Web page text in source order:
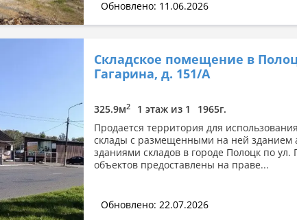
Обновлено: 11.06.2026
Складское помещение в
Гагарина, д. 151/А
325.9м2 1 этаж из 1
1965г.
Продается территория для
склады с размещенными на ней зданием
зданиями складов в городе Полоцк по
объектов предоставлены на праве...
Обновлено: 22.07.2026